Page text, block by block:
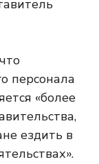
персонала
«более
ездить в